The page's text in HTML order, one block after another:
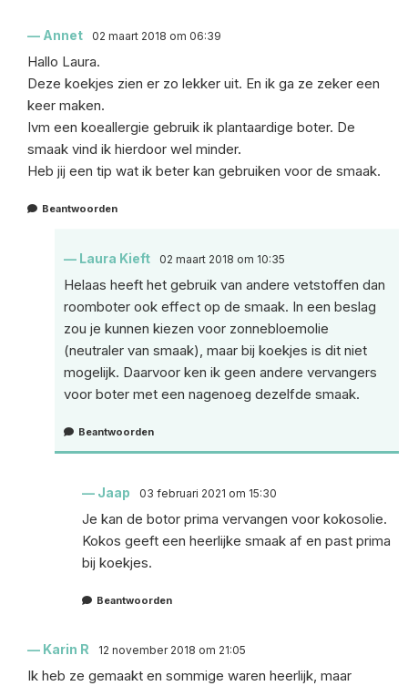
Annet 02 maart 2018 om 06:39
Hallo Laura.
Deze koekjes zien er zo lekker uit. En ik ga ze zeker een
keer maken.
Ivm een koeallergie gebruik ik plantaardige boter. De
smaak vind ik hierdoor wel minder.
Heb jij een tip wat ik beter kan gebruiken voor de smaak.
Beantwoorden
Laura Kieft 02 maart 2018 om 10:35
Helaas heeft het gebruik van andere vetstoffen dan
roomboter ook effect op de smaak. In een beslag
zou je kunnen kiezen voor zonnebloemolie
(neutraler van smaak), maar bij koekjes is dit niet
mogelijk. Daarvoor ken ik geen andere vervangers
voor boter met een nagenoeg dezelfde smaak.
Beantwoorden
Jaap 03 februari 2021 om 15:30
Je kan de botor prima vervangen voor kokosolie.
Kokos geeft een heerlijke smaak af en past prima
bij koekjes.
Beantwoorden
Karin R 12 november 2018 om 21:05
Ik heb ze gemaakt en sommige waren heerlijk, maar